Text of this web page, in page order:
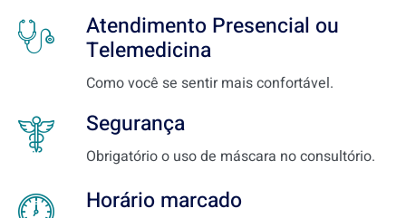
Atendimento Presencial ou
Telemedicina
Como você se sentir mais confortável.
Segurança
Obrigatório o uso de máscara no consultório.
Horário marcado